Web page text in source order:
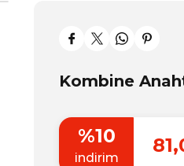
Kombine
%10
indirim